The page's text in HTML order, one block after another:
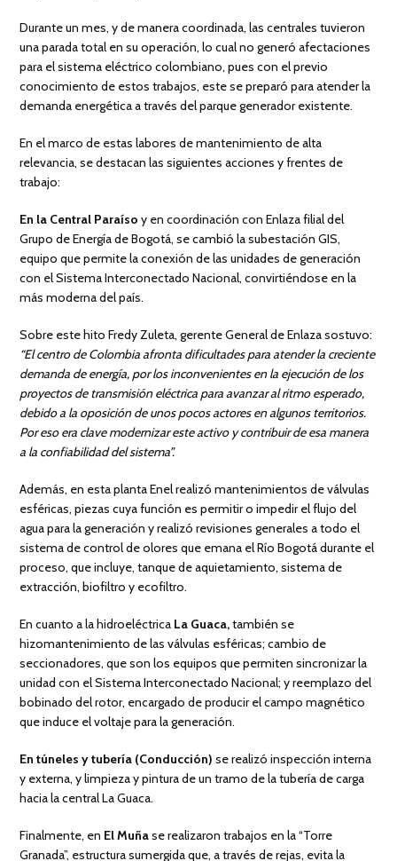
Durante un mes, y de manera coordinada, las centrales tuvieron
una parada total en su operación, lo cual no generó afectaciones
para el sistema eléctrico colombiano, pues con el previo
conocimiento de estos trabajos, este se preparó para atender la
demanda energética a través del parque generador existente.
En el marco de estas labores de mantenimiento de alta
relevancia, se destacan las siguientes acciones y frentes de
trabajo:
En la Central Paraísoy en coordinación con Enlaza filial del
Grupo de Energía de Bogotá, se cambió la subestación GIS,
equipo que permite la conexión de las unidades de generación
con el Sistema Interconectado Nacional, convirtiéndose en la
más moderna del país.
Sobre este hito Fredy Zuleta, gerente General de Enlaza sostuvo:
“El centro de Colombia afronta dificultades para atender la creciente
demanda de energía, por los inconvenientes en la ejecución de los
proyectos de transmisión eléctrica para avanzar al ritmo esperado,
debido a la oposición de unos pocos actores en algunos territorios.
Por eso era clave modernizar este activo y contribuir de esa manera
a la confiabilidad del sistema”.
Además, en esta planta Enel realizó mantenimientos de válvulas
esféricas, piezas cuya función es permitir o impedir el flujo del
agua para la generación y realizó revisiones generales a todo el
sistema de control de olores que emana el Río Bogotá durante el
proceso, que incluye, tanque de aquietamiento, sistema de
extracción, biofiltro y ecofiltro.
En cuanto a la hidroeléctrica La Guaca,también se
hizomantenimiento de las válvulas esféricas; cambio de
seccionadores, que son los equipos que permiten sincronizar la
unidad con el Sistema Interconectado Nacional; y reemplazo del
bobinado del rotor, encargado de producir el campo magnético
que induce el voltaje para la generación.
En túneles y tubería (Conducción)se realizó inspección interna
y externa, y limpieza y pintura de un tramo de la tubería de carga
hacia la central La Guaca.
Finalmente, en El Muñase realizaron trabajos en la “Torre
Granada”, estructura sumergida que, a través de rejas, evita la